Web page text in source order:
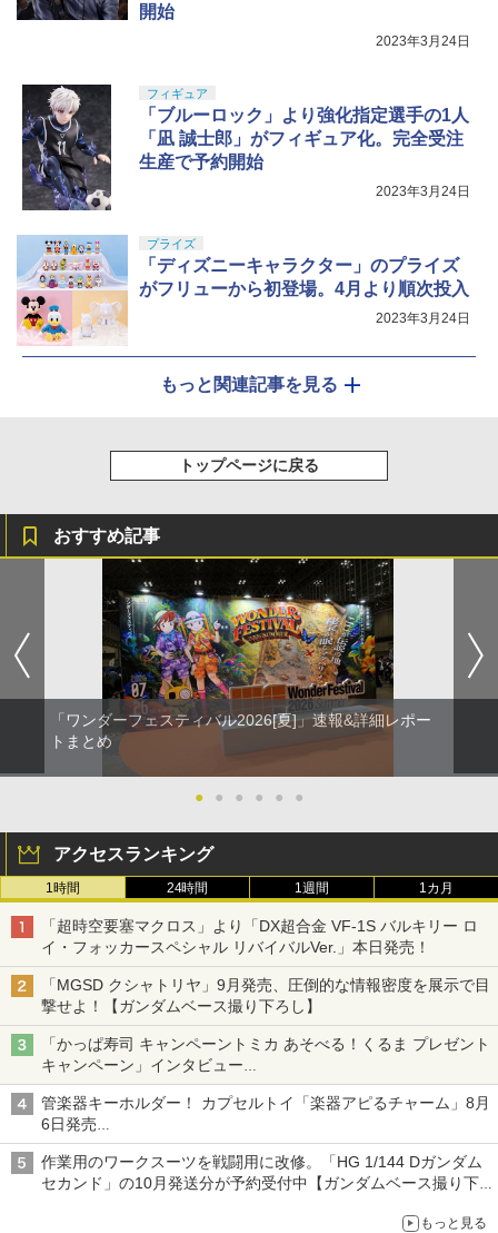
開始
2023年3月24日
フィギュア
「ブルーロック」より強化指定選手の1人
「凪 誠士郎」がフィギュア化。完全受注
生産で予約開始
2023年3月24日
プライズ
「ディズニーキャラクター」のプライズ
がフリューから初登場。4月より順次投入
2023年3月24日
もっと関連記事を見る
トップページに戻る
おすすめ記事
「ワンダーフェスティバル2026[夏]」速報&詳細レポー
トまとめ
● ● ● ● ● ●
アクセスランキング
1時間 24時間 1週間 1カ月
「超時空要塞マクロス」より「DX超合金 VF-1S バルキリー ロ
イ・フォッカースペシャル リバイバルVer.」本日発売！
「MGSD クシャトリヤ」9月発売、圧倒的な情報密度を展示で目
撃せよ！【ガンダムベース撮り下ろし】
「かっぱ寿司 キャンペーントミカ あそべる！くるま プレゼント
キャンペーン」インタビュー
子どもが楽しめるかっぱ寿司ならではの体験とコラボの楽しさを
追求
管楽器キーホルダー！ カプセルトイ「楽器アピるチャーム」8月
6日発売
チューバ、テナサクなど5種各3色
作業用のワークスーツを戦闘用に改修。「HG 1/144 Dガンダム
セカンド」の10月発送分が予約受付中【ガンダムベース撮り下
もっと見る